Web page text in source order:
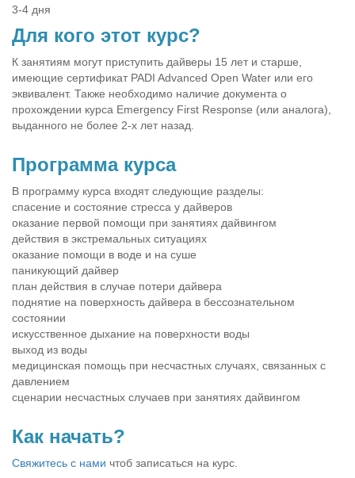
3-4 дня
Для кого этот курс?
К занятиям могут приступить дайверы 15 лет и старше,
имеющие сертификат PADI Advanced Open Water или его
эквивалент. Также необходимо наличие документа о
прохождении курса Emergency First Response (или аналога),
выданного не более 2-х лет назад.
Программа курса
В программу курса входят следующие разделы:
спасение и состояние стресса у дайверов
оказание первой помощи при занятиях дайвингом
действия в экстремальных ситуациях
оказание помощи в воде и на суше
паникующий дайвер
план действия в случае потери дайвера
поднятие на поверхность дайвера в бессознательном
состоянии
искусственное дыхание на поверхности воды
выход из воды
медицинская помощь при несчастных случаях, связанных с
давлением
сценарии несчастных случаев при занятиях дайвингом
Как начать?
Свяжитесь с нами чтоб записаться на курс.